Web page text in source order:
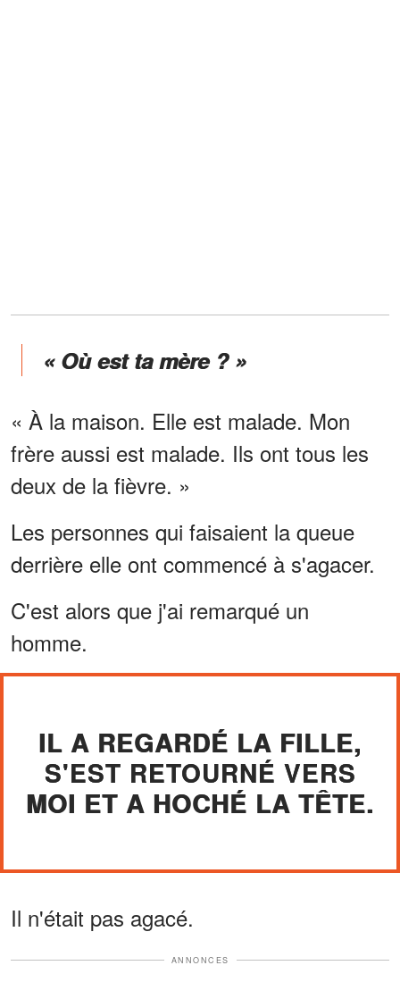
« Où est ta mère ? »
« À la maison. Elle est malade. Mon
frère aussi est malade. Ils ont tous les
deux de la fièvre. »
Les personnes qui faisaient la queue
derrière elle ont commencé à s'agacer.
C'est alors que j'ai remarqué un
homme.
IL A REGARDÉ LA FILLE,
S'EST RETOURNÉ VERS
MOI ET A HOCHÉ LA TÊTE.
Il n'était pas agacé.
ANNONCES